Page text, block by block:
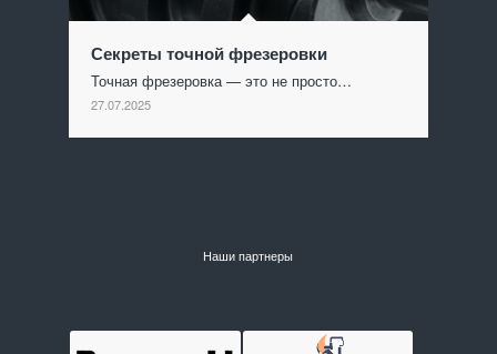
Секреты точной фрезеровки
Точная фрезеровка — это не просто…
27.07.2025
Наши партнеры